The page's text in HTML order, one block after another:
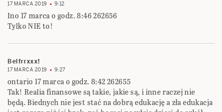
17 MARCA 2019 9:12
Ino 17 marca o godz. 8:46 262656
Tylko NIE to!
Belfrrxxx!
17 MARCA 2019 9:27
ontario 17 marca o godz. 8:42‎ ‎262655‎
Tak! Realia finansowe są takie, jakie są, i inne raczej nie
będą. Biednych nie jest stać na dobrą ‎edukację a zła edukacja